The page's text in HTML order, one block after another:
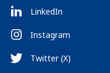
LinkedIn
Instagram
Twitter (X)